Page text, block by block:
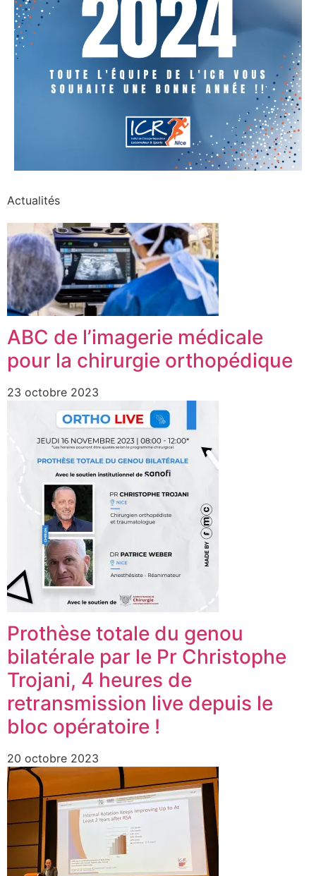
Actualités
ABC de l’imagerie médicale
pour la chirurgie orthopédique
23 octobre 2023
Prothèse totale du genou
bilatérale par le Pr Christophe
Trojani, 4 heures de
retransmission live depuis le
bloc opératoire !
20 octobre 2023